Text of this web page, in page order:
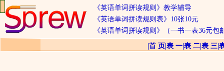
《英语单词拼读规则》教学辅导
《英语单词拼读规则表》10张10元
《英语单词拼读规则》（一书一表36元包
首 页| 表 一| 表 二| 表 三|